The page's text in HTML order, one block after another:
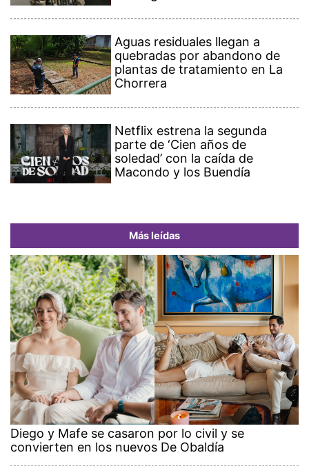
Aguas residuales llegan a
quebradas por abandono de
plantas de tratamiento en La
Chorrera
Netflix estrena la segunda
parte de ‘Cien años de
soledad’ con la caída de
Macondo y los Buendía
Más leídas
Diego y Mafe se casaron por lo civil y se
convierten en los nuevos De Obaldía